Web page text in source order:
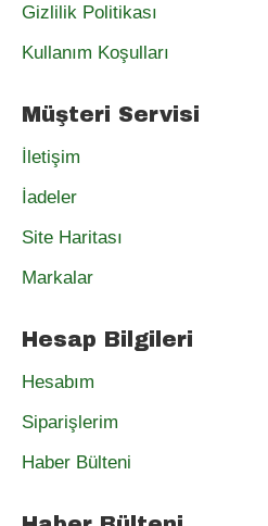
Gizlilik Politikası
Kullanım Koşulları
Müşteri Servisi
İletişim
İadeler
Site Haritası
Markalar
Hesap Bilgileri
Hesabım
Siparişlerim
Haber Bülteni